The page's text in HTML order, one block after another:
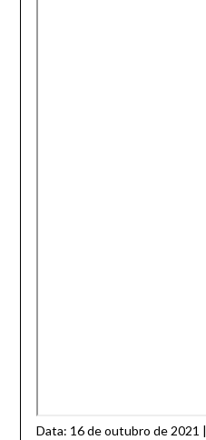
Data: 16 de outubro de 2021 |